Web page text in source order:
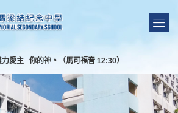
愛主─你的神。（馬可福音 12:30）